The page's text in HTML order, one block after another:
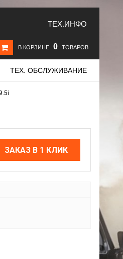
ТЕХ.ИНФО
В КОРЗИНЕ 0 ТОВАРОВ
ТЕХ. ОБСЛУЖИВАНИЕ
ЗАКАЗ В 1 КЛИК